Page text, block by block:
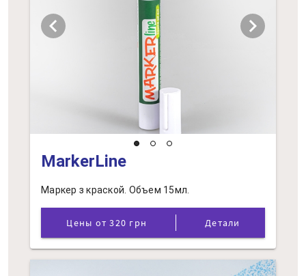
chevron_left chevron_right
MarkerLine
Маркер з краской. Объем 15мл.
Цены от 320 грн Детали